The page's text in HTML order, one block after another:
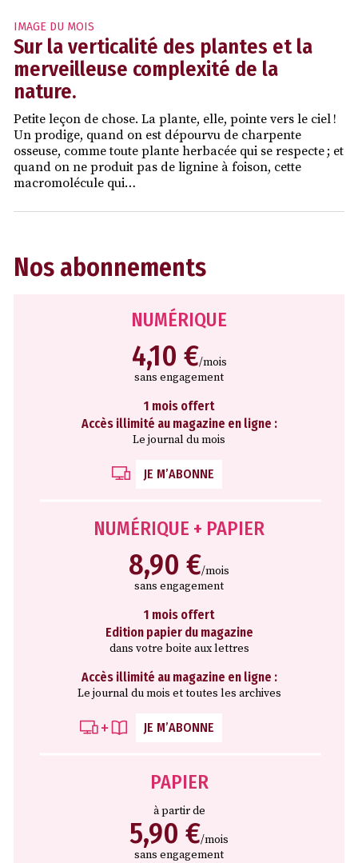
IMAGE DU MOIS
Sur la verticalité des plantes et la
merveilleuse complexité de la
nature.
Petite leçon de chose. La plante, elle, pointe vers le ciel !
Un prodige, quand on est dépourvu de charpente
osseuse, comme toute plante herbacée qui se respecte ; et
quand on ne produit pas de lignine à foison, cette
macromolécule qui…
Nos abonnements
NUMÉRIQUE
4,10 €/mois
sans engagement
1 mois offert
Accès illimité au magazine en ligne :
Le journal du mois
JE M’ABONNE
NUMÉRIQUE + PAPIER
8,90 €/mois
sans engagement
1 mois offert
Edition papier du magazine
dans votre boite aux lettres
Accès illimité au magazine en ligne :
Le journal du mois et toutes les archives
JE M’ABONNE
PAPIER
à partir de
5,90 €/mois
sans engagement